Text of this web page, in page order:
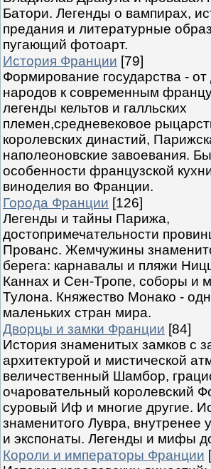
Батори. Легенды о вампирах,
предания и литературные
пугающий фотоарт.
История Франции [79]
Формирование государства - от
народов к современным
легенды кельтов и галльских
племен,средневековое
королевских династий,
наполеоновские завоевания.
особенности французской
виноделия во Франции.
Города Франции [126]
Легенды и тайны Парижа,
достопримечательности
Прованс. Жемчужины
берега: карнавалы и пляжи
Каннах и Сен-Тропе, соборы и
Тулона. Княжество Монако -
маленьких стран мира.
Дворцы и замки Франции [84]
История знаменитых замков с
архитектурой и мистической
величественный Шамбор,
очаровательный королевский
суровый Иф и многие другие.
знаменитого Лувра, внутренее
и экспонаты. Легенды и мифы
Короли и императоры Франции